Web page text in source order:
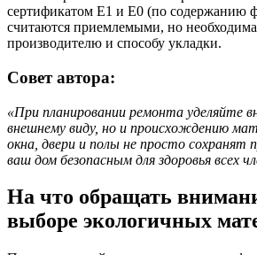
сертификатом E1 и E0 (по содержанию
считаются приемлемыми, но
производителю и способу укладки.
Совет автора:
«При планировании ремонта уделяйте
внешнему виду, но и происхождению
окна, двери и полы не просто сохранят
ваш дом безопасным для здоровья всех
На что обращать
выборе экологичных